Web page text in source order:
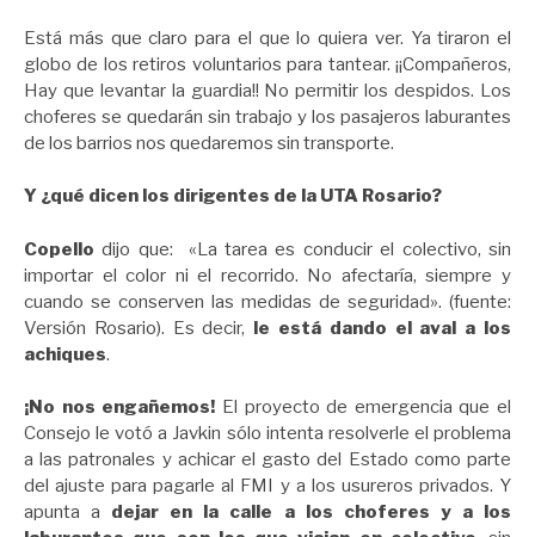
Está más que claro para el que lo quiera ver. Ya tiraron el
globo de los retiros voluntarios para tantear. ¡¡Compañeros,
Hay que levantar la guardia!! No permitir los despidos. Los
choferes se quedarán sin trabajo y los pasajeros laburantes
de los barrios nos quedaremos sin transporte.
Y ¿qué dicen los dirigentes de la UTA Rosario?
Copello dijo que: «La tarea es conducir el colectivo, sin
importar el color ni el recorrido. No afectaría, siempre y
cuando se conserven las medidas de seguridad». (fuente:
Versión Rosario). Es decir, le está dando el aval a los
achiques.
¡No nos engañemos! El proyecto de emergencia que el
Consejo le votó a Javkin sólo intenta resolverle el problema
a las patronales y achicar el gasto del Estado como parte
del ajuste para pagarle al FMI y a los usureros privados. Y
apunta a dejar en la calle a los choferes y a los